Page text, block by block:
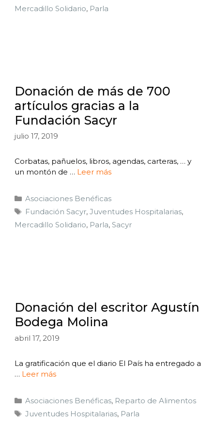
Mercadillo Solidario, Parla
Donación de más de 700
artículos gracias a la
Fundación Sacyr
julio 17, 2019
Corbatas, pañuelos, libros, agendas, carteras, … y
un montón de … Leer más
Asociaciones Benéficas
Fundación Sacyr, Juventudes Hospitalarias,
Mercadillo Solidario, Parla, Sacyr
Donación del escritor Agustín
Bodega Molina
abril 17, 2019
La gratificación que el diario El País ha entregado a
… Leer más
Asociaciones Benéficas, Reparto de Alimentos
Juventudes Hospitalarias, Parla